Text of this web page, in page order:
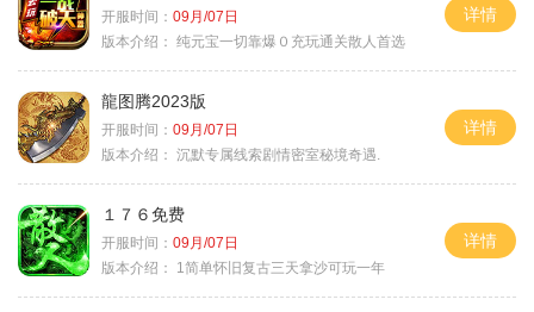
开服时间： 09月/07日
版本介绍： 纯元宝一切靠爆０充玩通关散人首选
详情
龍图腾2023版
开服时间： 09月/07日
版本介绍： 沉默专属线索剧情密室秘境奇遇.
详情
１７６免费
开服时间： 09月/07日
版本介绍：
1简单怀旧复古三天拿沙可玩一年
详情